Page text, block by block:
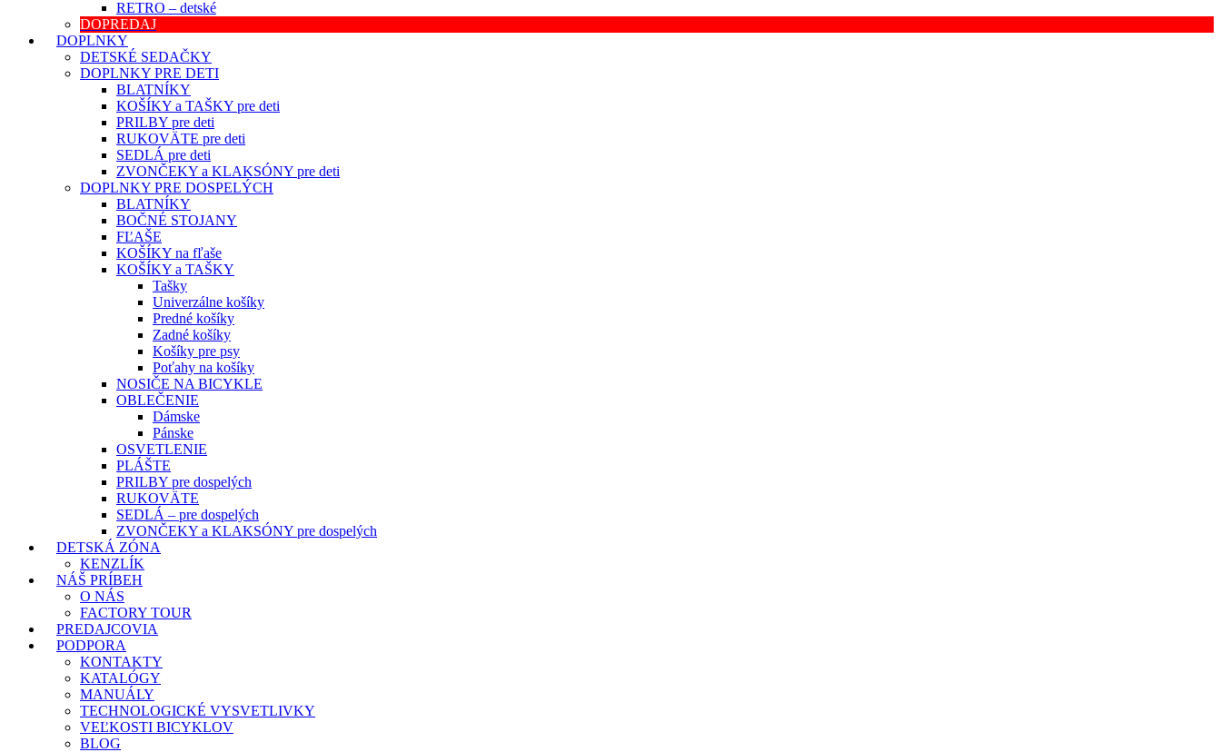
RETRO – detské
DOPREDAJ
DOPLNKY
DETSKÉ SEDAČKY
DOPLNKY PRE DETI
BLATNÍKY
KOŠÍKY a TAŠKY pre deti
PRILBY pre deti
RUKOVÄTE pre deti
SEDLÁ pre deti
ZVONČEKY a KLAKSÓNY pre deti
DOPLNKY PRE DOSPELÝCH
BLATNÍKY
BOČNÉ STOJANY
FĽAŠE
KOŠÍKY na fľaše
KOŠÍKY a TAŠKY
Tašky
Univerzálne košíky
Predné košíky
Zadné košíky
Košíky pre psy
Poťahy na košíky
NOSIČE NA BICYKLE
OBLEČENIE
Dámske
Pánske
OSVETLENIE
PLÁŠTE
PRILBY pre dospelých
RUKOVÄTE
SEDLÁ – pre dospelých
ZVONČEKY a KLAKSÓNY pre dospelých
DETSKÁ ZÓNA
KENZLÍK
NÁŠ PRÍBEH
O NÁS
FACTORY TOUR
PREDAJCOVIA
PODPORA
KONTAKTY
KATALÓGY
MANUÁLY
TECHNOLOGICKÉ VYSVETLIVKY
VEĽKOSTI BICYKLOV
BLOG